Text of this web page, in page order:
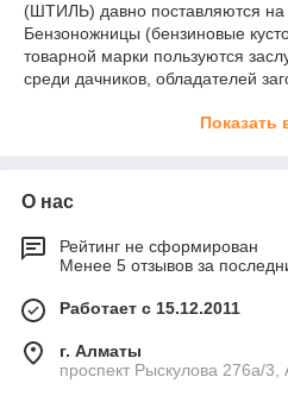
(ШТИЛЬ) давно поставляются на
Бензоножницы (бензиновые
товарной марки пользуются
среди дачников, обладателей
профессионального
Бензиновые, электрические и
Предназначены для:
создания живой изгороди;
финишной обработки
обрезки веток кустов,
Выбирая кусторез Stihl следует
Показать
О нас
Рейтинг не сформирован
Менее 5 отзывов за
Работает с 15.12.2011
г. Алматы
проспект Рыскулова 276а/3,